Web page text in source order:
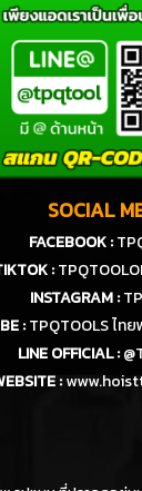
SOCIAL
FACEBOOK :
:
INSTAGRAM :
:TPQTOOLS ไ
LINE OFFICIAL :
: